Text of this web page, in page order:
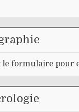
le formulaire pour